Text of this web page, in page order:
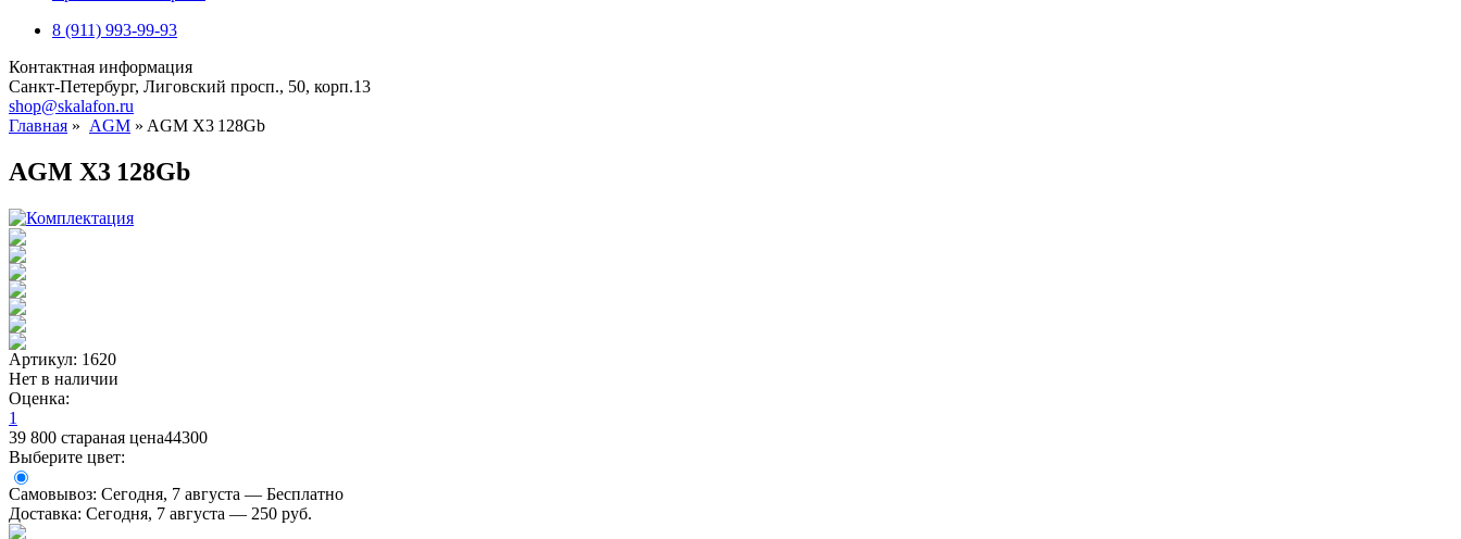
8 (911) 993-99-93
Контактная информация
Санкт-Петербург, Лиговский просп., 50, корп.13
shop@skalafon.ru
Главная » AGM » AGM X3 128Gb
AGM X3 128Gb
Артикул: 1620
Нет в наличии
Оценка:
1
39 800 стараная цена44300
Выберите цвет:
Самовывоз: Сегодня, 7 августа — Бесплатно
Доставка: Сегодня, 7 августа — 250 руб.